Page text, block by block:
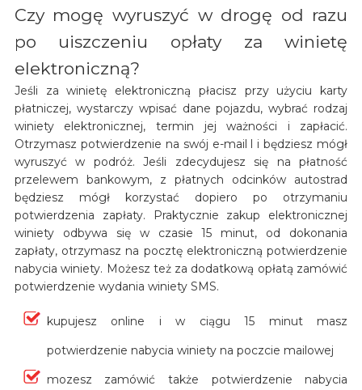
Czy mogę wyruszyć w drogę od razu
po uiszczeniu opłaty za winietę
elektroniczną?
Jeśli za winietę elektroniczną płacisz przy użyciu karty
płatniczej, wystarczy wpisać dane pojazdu, wybrać rodzaj
winiety elektronicznej, termin jej ważności i zapłacić.
Otrzymasz potwierdzenie na swój e-mail l i będziesz mógł
wyruszyć w podróż. Jeśli zdecydujesz się na płatność
przelewem bankowym, z płatnych odcinków autostrad
będziesz mógł korzystać dopiero po otrzymaniu
potwierdzenia zapłaty. Praktycznie zakup elektronicznej
winiety odbywa się w czasie 15 minut, od dokonania
zapłaty, otrzymasz na pocztę elektroniczną potwierdzenie
nabycia winiety. Możesz też za dodatkową opłatą zamówić
potwierdzenie wydania winiety SMS.
kupujesz online i w ciągu 15 minut masz
potwierdzenie nabycia winiety na poczcie mailowej
mozesz zamówić także potwierdzenie nabycia